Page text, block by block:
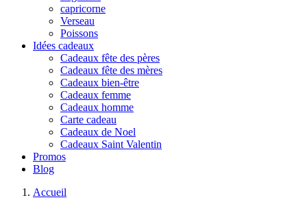
capricorne
Verseau
Poissons
Idées cadeaux
Cadeaux fête des pères
Cadeaux fête des mères
Cadeaux bien-être
Cadeaux femme
Cadeaux homme
Carte cadeau
Cadeaux de Noel
Cadeaux Saint Valentin
Promos
Blog
Accueil